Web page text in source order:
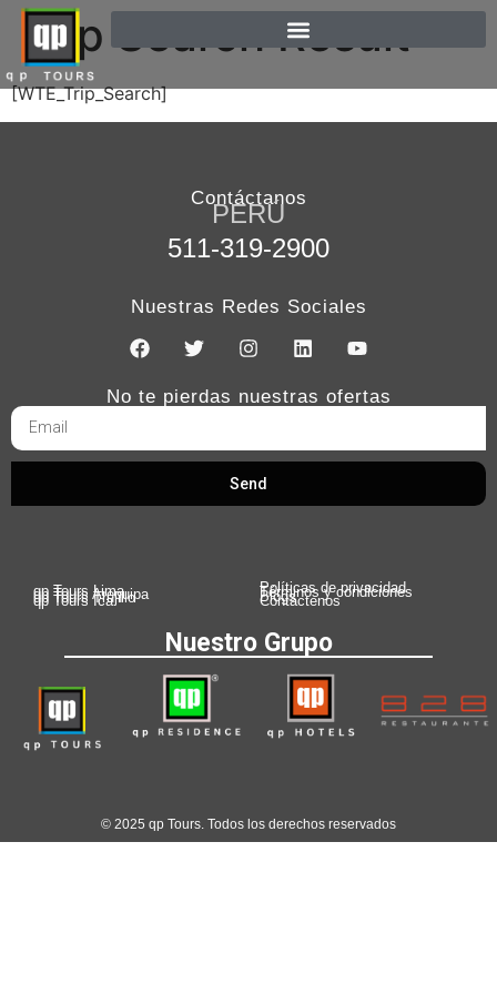
Trip Search Result
[WTE_Trip_Search]
Contáctanos
PERÚ
511-319-2900
Nuestras Redes Sociales
No te pierdas nuestras ofertas
Send
qp Tours Lima
qp Tours Arequipa
qp Tours Trujillo
qp Tours Ica
Políticas de privacidad
Términos y condiciones
Blogs
Contáctenos
Nuestro Grupo
© 2025 qp Tours. Todos los derechos reservados